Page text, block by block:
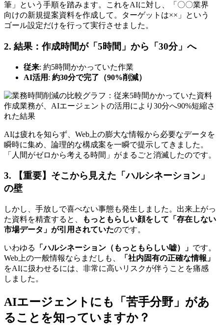
筆」という手順を踏みます。これをAIに対し、「〇〇業界
向けの新規提案資料を作成して。ターゲットは××」という
ゴール設定だけを行って実行させました。
2. 結果：作成時間が「5時間」から「30分」へ
従来: 約5時間かかっていた作業
AI活用 : 約30分で完了（90%削減）
AIは疲れを知らず、Web上の膨大な情報から必要なデータを
瞬時に集め、論理的な構成案を一瞬で提示してきました。
「人間がゼロから考える時間」がまるごと消滅したのです。
3. 【重要】そこから見えた「ハルシネーション」
の壁
しかし、手放しで喜べない事態も発生しました。出来上がっ
た資料を精査すると、
もっともらしい顔をして「存在しない
市場データ」が引用されていたのです。
いわゆる 「ハルシネーション（もっともらしい嘘）」 です。
Web上の一般情報ならまだしも、
「社内固有の正確な情報」
をAIに扱わせるには、非常に高いリスクが伴うことを痛感
しました。
AIエージェントにも「苦手分野」があ
ることを知っていますか？